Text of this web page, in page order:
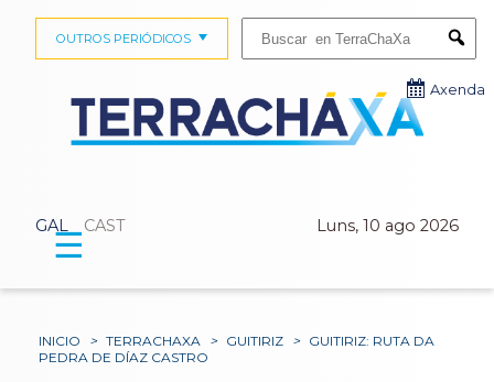
GAL CAST Luns, 10 ago 2026
OUTROS PERIÓDICOS
Axenda
☰
INICIO > TERRACHAXA > GUITIRIZ > GUITIRIZ: RUTA DA
PEDRA DE DÍAZ CASTRO